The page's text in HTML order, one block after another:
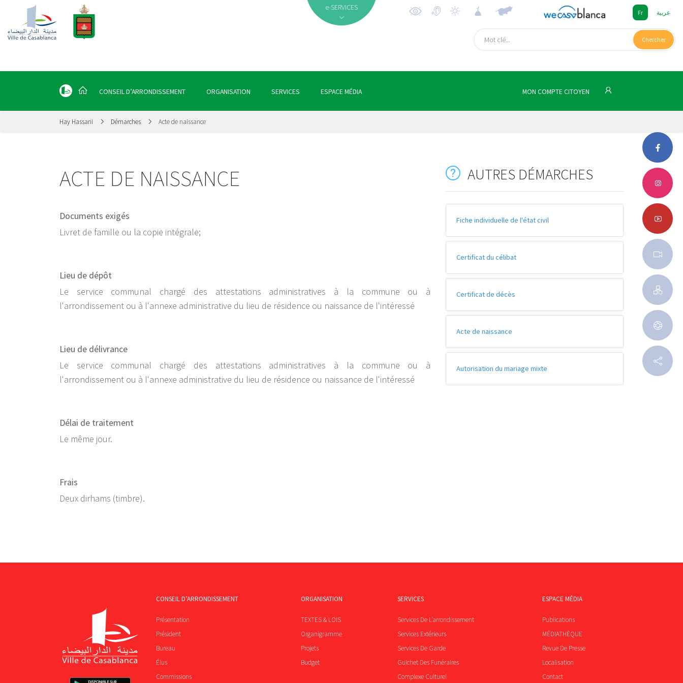
e-SERVICES
Fr عربية
Chercher
CONSEIL D’ARRONDISSEMENT ORGANISATION SERVICES ESPACE MÉDIA MON COMPTE CITOYEN
Hay Hassani Démarches Acte de naissance
ACTE DE NAISSANCE
Documents exigés
Livret de famille ou la copie intégrale;
Lieu de dépôt
Le service communal chargé des attestations administratives à la commune ou à
l'arrondissement ou à l'annexe administrative du lieu de résidence ou naissance de l'intéressé
Lieu de délivrance
Le service communal chargé des attestations administratives à la commune ou à
l'arrondissement ou à l'annexe administrative du lieu de résidence ou naissance de l'intéressé
Délai de traitement
Le même jour.
Frais
Deux dirhams (timbre).
AUTRES DÉMARCHES
Fiche individuelle de l'état civil
Certificat du célibat
Certificat de décès
Acte de naissance
Autorisation du mariage mixte
CONSEIL D’ARRONDISSEMENT
Présentation
Président
Bureau
Élus
Commissions
ORGANISATION
TEXTES & LOIS
Organigramme
Projets
Budget
SERVICES
Services De L’arrondissement
Services Extérieurs
Services De Garde
Guichet Des Funéraires
Complexe Culturel
ESPACE MÉDIA
Publications
MÉDIATHÈQUE
Revue De Presse
Localisation
Contact